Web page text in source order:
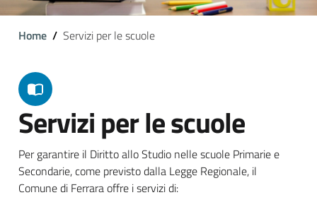
Home Servizi per le scuole
Servizi per le scuole
Per garantire il Diritto allo Studio nelle scuole Primarie e
Secondarie, come previsto dalla Legge Regionale, il
Comune di Ferrara offre i servizi di: